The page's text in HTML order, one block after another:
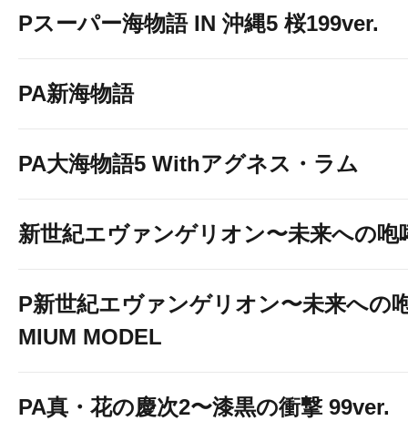
Pスーパー海物語 IN 沖縄5 桜199ver.
PA新海物語
PA大海物語5 Withアグネス・ラム
新世紀エヴァンゲリオン〜未来への咆
P新世紀エヴァンゲリオン〜未来への
MIUM MODEL
PA真・花の慶次2〜漆黒の衝撃 99ver.